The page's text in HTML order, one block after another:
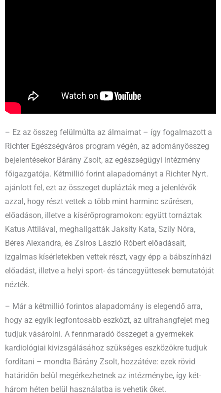
– Ez az összeg felülmúlta az álmaimat – így fogalmazott a
Richter Egészségváros program végén, az adományösszeg
bejelentésekor Bárány Zsolt, az egészségügyi intézmény
főigazgatója. Kétmillió forint alapadományt a Richter Nyrt.
ajánlott fel, ezt az összeget duplázták meg a jelenlévők
azzal, hogy részt vettek a több mint harminc szűrésen,
előadáson, illetve a kísérőprogramokon: együtt tornáztak
Katus Attilával, meghallgatták Jaksity Kata, Szily Nóra,
Béres Alexandra, és Zsiros László Róbert előadásait,
izgalmas kísérletekben vettek részt, vagy épp a bábszínházi
előadást, illetve a helyi sport- és táncegyüttesek bemutatóját
nézték.
– Már a kétmillió forintos alapadomány is elegendő arra,
hogy az egyik legfontosabb eszközt, az ultrahangfejet meg
tudjuk vásárolni. A fennmaradó összeget a gyermekek
kardiológiai kivizsgálásához szükséges eszközökre tudjuk
fordítani – mondta Bárány Zsolt, hozzátéve: ezek rövid
határidőn belül megérkezhetnek az intézménybe, így két-
három héten belül használatba is vehetik őket.